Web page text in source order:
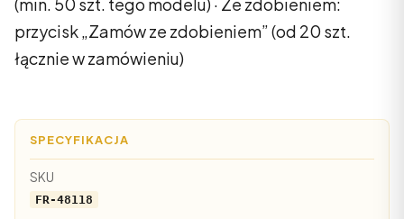
przycisk „Zamów ze zdobieniem” (od 20 szt.
łącznie w zamówieniu)
SPECYFIKACJA
SKU
FR-48118